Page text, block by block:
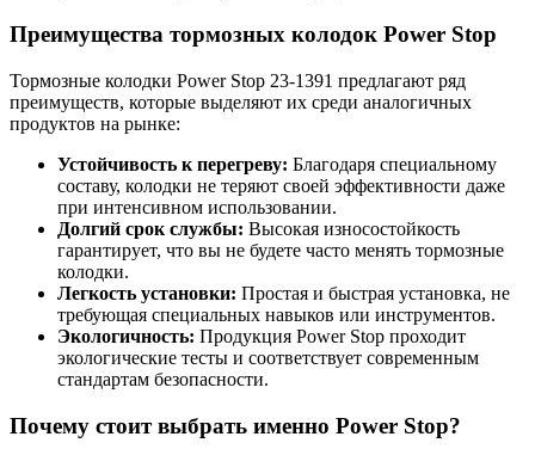
Преимущества тормозных колодок Power Stop
Тормозные колодки Power Stop 23-1391 предлагают ряд
преимуществ, которые выделяют их среди аналогичных
продуктов на рынке:
Устойчивость к перегреву: Благодаря специальному
составу, колодки не теряют своей эффективности даже
при интенсивном использовании.
Долгий срок службы: Высокая износостойкость
гарантирует, что вы не будете часто менять тормозные
колодки.
Легкость установки: Простая и быстрая установка, не
требующая специальных навыков или инструментов.
Экологичность: Продукция Power Stop проходит
экологические тесты и соответствует современным
стандартам безопасности.
Почему стоит выбрать именно Power Stop?